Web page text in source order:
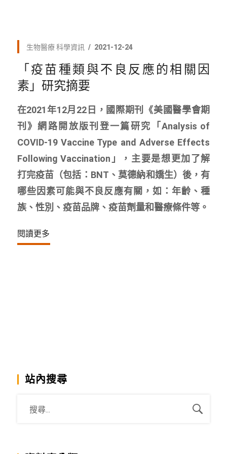
生物醫療 科學資訊 2021-12-24
「疫苗種類與不良反應的相關因
素」研究摘要
在2021年12月22日，國際期刊《美國醫學會期
刊》網路開放版刊登一篇研究「Analysis of
COVID-19 Vaccine Type and Adverse Effects
Following Vaccination」，主要是想更加了解
打完疫苗（包括：BNT、莫德納和嬌生）後，有
哪些因素可能與不良反應有關，如：年齡、種
族、性別、疫苗品牌、疫苗劑量和醫療條件等。
閱讀更多
站內搜尋